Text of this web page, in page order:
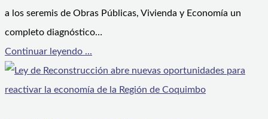
a los seremis de Obras Públicas, Vivienda y Economía un
completo diagnóstico…
Continuar leyendo ...